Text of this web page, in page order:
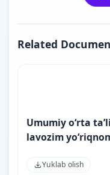
Related
Umumiy oʻrta
lavozim
Yuklab olish